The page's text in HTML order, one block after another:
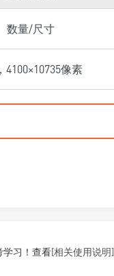
数量/尺寸
4100×10735像素
学习！查看[相关使用说明]